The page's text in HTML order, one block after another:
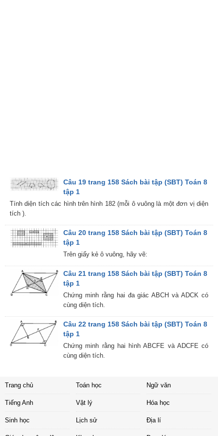
Câu 19 trang 158 Sách bài tập (SBT) Toán 8
tập 1
Tính diện tích các hình trên hình 182 (mỗi ô vuông là một đơn vị diện
tích ).
Câu 20 trang 158 Sách bài tập (SBT) Toán 8
tập 1
Trên giấy kẻ ô vuông, hãy vẽ:
Câu 21 trang 158 Sách bài tập (SBT) Toán 8
tập 1
Chứng minh rằng hai đa giác ABCH và ADCK có
cùng diện tích.
Câu 22 trang 158 Sách bài tập (SBT) Toán 8
tập 1
Chứng minh rằng hai hình ABCFE và ADCFE có
cùng diện tích.
Trang chủ Toán học Ngữ văn
Tiếng Anh Vật lý Hóa học
Sinh học Lịch sử Địa lí